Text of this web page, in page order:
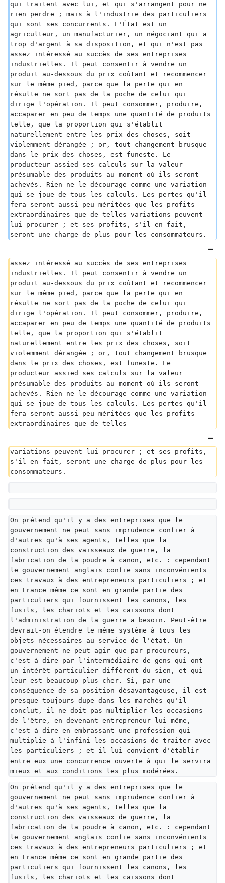
qui traitent avec lui, et qui s'arrangent pour ne
rien perdre ; mais à l'industrie des particuliers
qui sont ses concurrents. L'État est un
agriculteur, un manufacturier, un négociant qui a
trop d'argent à sa disposition, et qui n'est pas
assez intéressé au succès de ses entreprises
industrielles. Il peut consentir à vendre un
produit au-dessous du prix coûtant et recommencer
sur le même pied, parce que la perte qui en
résulte ne sort pas de la poche de celui qui
dirige l'opération. Il peut consommer, produire,
accaparer en peu de temps une quantité de produits
telle, que la proportion qui s'établit
naturellement entre les prix des choses, soit
violemment dérangée ; or, tout changement brusque
dans le prix des choses, est funeste. Le
producteur assied ses calculs sur la valeur
présumable des produits au moment où ils seront
achevés. Rien ne le décourage comme une variation
qui se joue de tous les calculs. Les pertes qu'il
fera seront aussi peu méritées que les profits
extraordinaires que de telles variations peuvent
lui procurer ; et ses profits, s'il en fait,
seront une charge de plus pour les consommateurs.
assez intéressé au succès de ses entreprises
industrielles. Il peut consentir à vendre un
produit au-dessous du prix coûtant et recommencer
sur le même pied, parce que la perte qui en
résulte ne sort pas de la poche de celui qui
dirige l'opération. Il peut consommer, produire,
accaparer en peu de temps une quantité de produits
telle, que la proportion qui s'établit
naturellement entre les prix des choses, soit
violemment dérangée ; or, tout changement brusque
dans le prix des choses, est funeste. Le
producteur assied ses calculs sur la valeur
présumable des produits au moment où ils seront
achevés. Rien ne le décourage comme une variation
qui se joue de tous les calculs. Les pertes qu'il
fera seront aussi peu méritées que les profits
extraordinaires que de telles
variations peuvent lui procurer ; et ses profits,
s'il en fait, seront une charge de plus pour les
consommateurs.
On prétend qu'il y a des entreprises que le
gouvernement ne peut sans imprudence confier à
d'autres qu'à ses agents, telles que la
construction des vaisseaux de guerre, la
fabrication de la poudre à canon, etc. : cependant
le gouvernement anglais confie sans inconvénients
ces travaux à des entrepreneurs particuliers ; et
en France même ce sont en grande partie des
particuliers qui fournissent les canons, les
fusils, les chariots et les caissons dont
l'administration de la guerre a besoin. Peut-être
devrait-on étendre le même système à tous les
objets nécessaires au service de l'état. Un
gouvernement ne peut agir que par procureurs,
c'est-à-dire par l'intermédiaire de gens qui ont
un intérêt particulier différent du sien, et qui
leur est beaucoup plus cher. Si, par une
conséquence de sa position désavantageuse, il est
presque toujours dupe dans les marchés qu'il
conclut, il ne doit pas multiplier les occasions
de l'être, en devenant entrepreneur lui-même,
c'est-à-dire en embrassant une profession qui
multiplie à l'infini les occasions de traiter avec
les particuliers ; et il lui convient d'établir
entre eux une concurrence ouverte à qui le servira
mieux et aux conditions les plus modérées.
On prétend qu'il y a des entreprises que le
gouvernement ne peut sans imprudence confier à
d'autres qu'à ses agents, telles que la
construction des vaisseaux de guerre, la
fabrication de la poudre à canon, etc. : cependant
le gouvernement anglais confie sans inconvénients
ces travaux à des entrepreneurs particuliers ; et
en France même ce sont en grande partie des
particuliers qui fournissent les canons, les
fusils, les chariots et les caissons dont